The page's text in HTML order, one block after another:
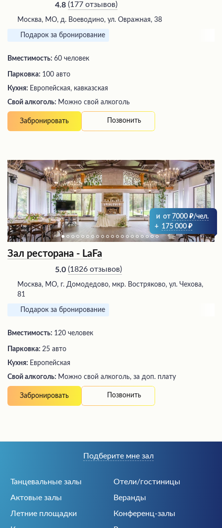
4.8 (177 отзывов)
Москва, МО, д. Воеводино, ул. Овражная, 38
Подарок за бронирование
Вместимость: 60 человек
Парковка: 100 авто
Кухня: Европейская, кавказская
Свой алкоголь: Можно свой алкоголь
Забронировать Позвонить
и от 7000
/чел.
+ 175 000
Зал ресторана - LaFa
5.0 (1826 отзывов)
Москва, МО, г. Домодедово, мкр. Востряково, ул. Чехова,
81
Подарок за бронирование
Вместимость: 120 человек
Парковка: 25 авто
Кухня: Европейская
Свой алкоголь: Можно свой алкоголь, за доп. плату
Забронировать Позвонить
Танцевальные залы
Отели/гостиницы
Актовые залы
Веранды
Летние площадки
Конференц-залы
Подберите мне зал